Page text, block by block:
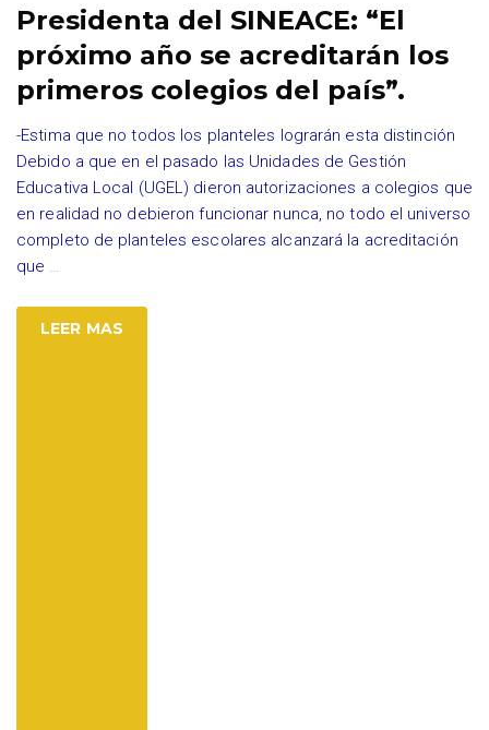
Presidenta del SINEACE: “El
próximo año se acreditarán los
primeros colegios del país”.
-Estima que no todos los planteles lograrán esta distinción
Debido a que en el pasado las Unidades de Gestión
Educativa Local (UGEL) dieron autorizaciones a colegios que
en realidad no debieron funcionar nunca, no todo el universo
completo de planteles escolares alcanzará la acreditación
que …
LEER MAS